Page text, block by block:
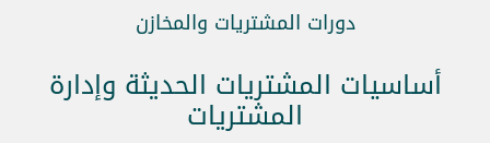
دورات المشتريات والمخازن
أساسيات المشتريات الحديثة وإدارة
المشتريات